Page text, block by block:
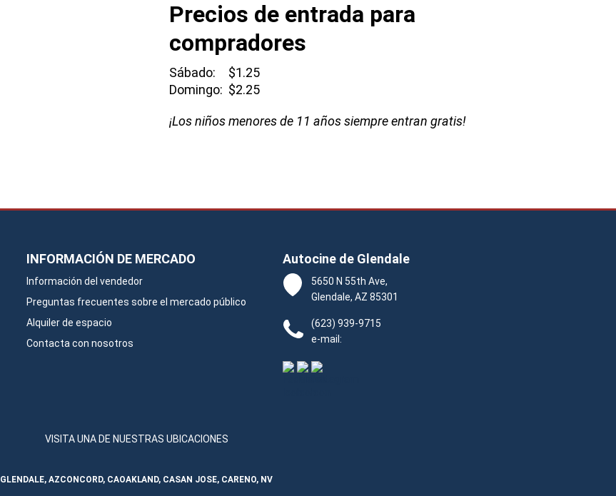
Precios de entrada para
compradores
Sábado:
Domingo:
$1.25
$2.25
¡Los niños menores de 11 años siempre entran gratis!
INFORMACIÓN DE MERCADO
Información del vendedor
Preguntas frecuentes sobre el mercado público
Alquiler de espacio
Contacta con nosotros
Autocine de Glendale
5650 N 55th Ave,
Glendale, AZ 85301
(623) 939-9715
e-mail:
VISITA UNA DE NUESTRAS UBICACIONES
GLENDALE, AZCONCORD, CAOAKLAND, CASAN JOSE, CARENO, NV